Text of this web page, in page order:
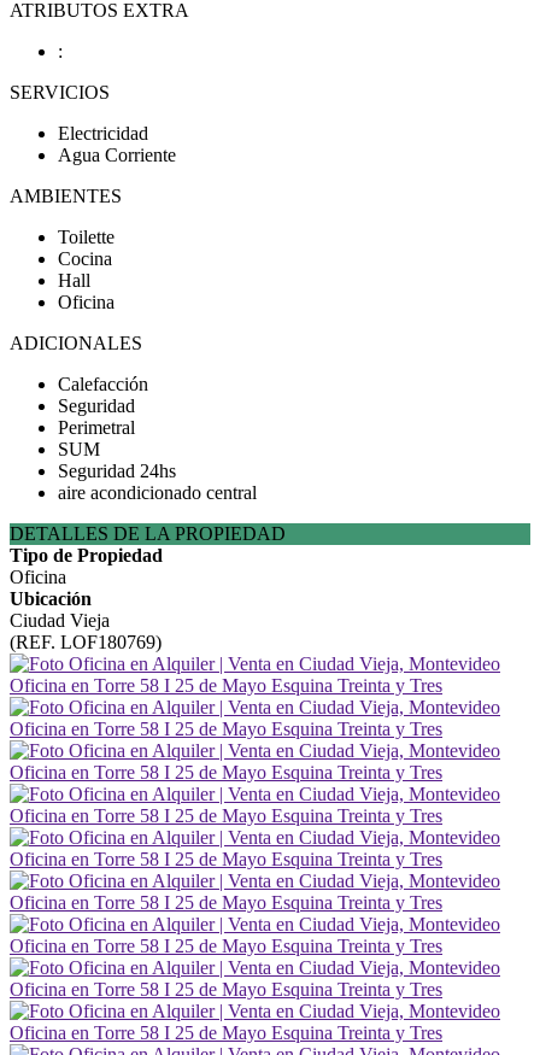
ATRIBUTOS EXTRA
:
SERVICIOS
Electricidad
Agua Corriente
AMBIENTES
Toilette
Cocina
Hall
Oficina
ADICIONALES
Calefacción
Seguridad
Perimetral
SUM
Seguridad 24hs
aire acondicionado central
DETALLES DE LA PROPIEDAD
Tipo de Propiedad
Oficina
Ubicación
Ciudad Vieja
(REF. LOF180769)